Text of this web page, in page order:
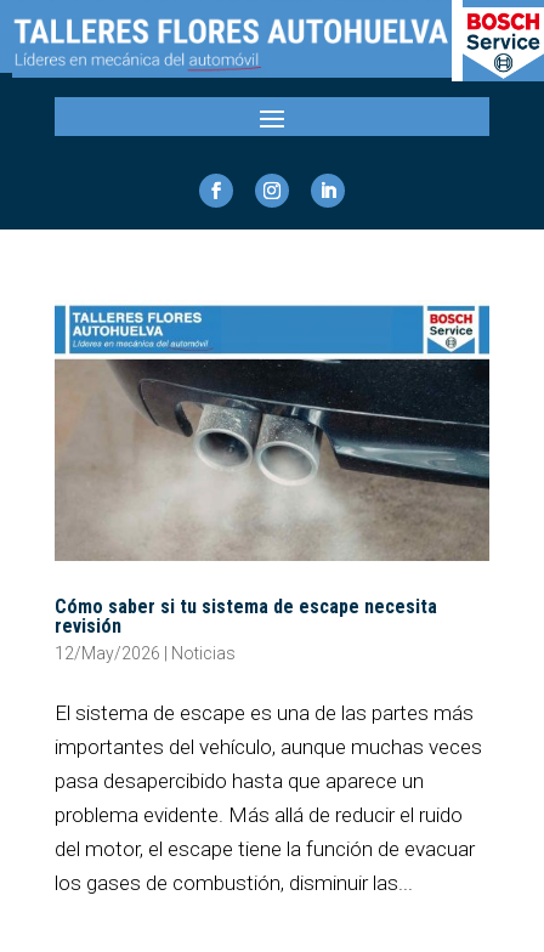
Cómo saber si tu sistema de escape necesita
revisión
12/May/2026 Noticias
El sistema de escape es una de las partes más
importantes del vehículo, aunque muchas veces
pasa desapercibido hasta que aparece un
problema evidente. Más allá de reducir el ruido
del motor, el escape tiene la función de evacuar
los gases de combustión, disminuir las...